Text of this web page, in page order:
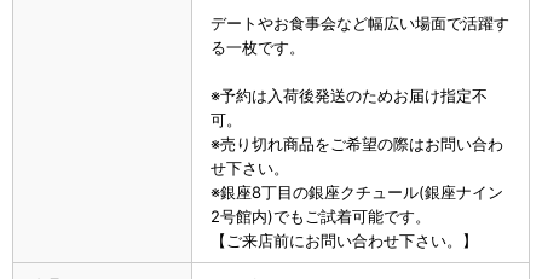
デートやお食事会など幅広い場面で活躍す
る一枚です。
※予約は入荷後発送のためお届け指定不
可。
※売り切れ商品をご希望の際はお問い合わ
せ下さい。
※銀座8丁目の銀座クチュール(銀座ナイン
2号館内)でもご試着可能です。
【ご来店前にお問い合わせ下さい。】